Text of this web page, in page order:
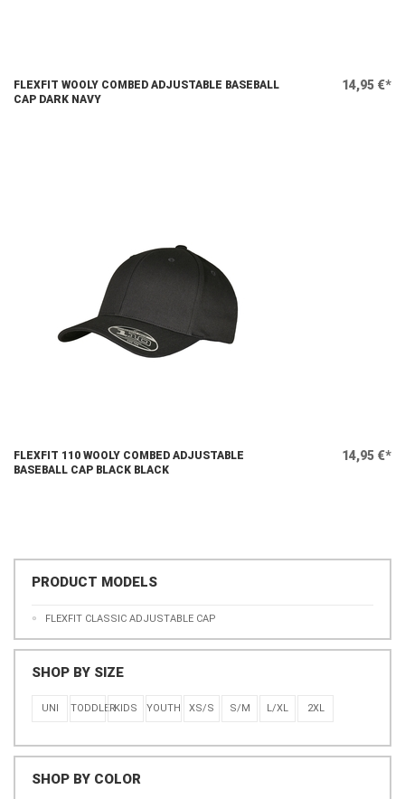
FLEXFIT WOOLY COMBED ADJUSTABLE BASEBALL
CAP DARK NAVY
14,95 €*
FLEXFIT 110 WOOLY COMBED ADJUSTABLE
BASEBALL CAP BLACK BLACK
14,95 €*
PRODUCT MODELS
FLEXFIT CLASSIC ADJUSTABLE CAP
SHOP BY SIZE
UNI TODDLERKIDS YOUTH XS/S S/M L/XL 2XL
SHOP BY COLOR